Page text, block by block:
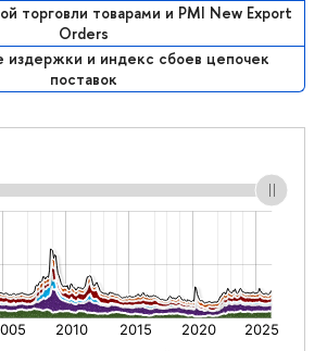
торговли товарами и PMI New Export
Orders
издержки и индекс сбоев цепочек
поставок